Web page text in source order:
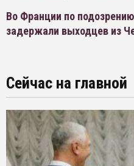
Во Франции по
задержали выходцев из
Сейчас на главной